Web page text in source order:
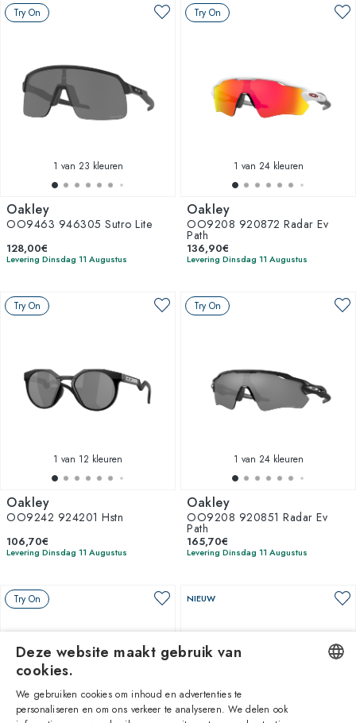
Try On
1 van 23 kleuren
Oakley
OO9463 946305 Sutro Lite
128,00€
Levering Dinsdag 11 Augustus
Try On
1 van 24 kleuren
Oakley
OO9208 920872 Radar Ev
Path
136,90€
Levering Dinsdag 11 Augustus
Try On
1 van 12 kleuren
Oakley
OO9242 924201 Hstn
106,70€
Levering Dinsdag 11 Augustus
Try On
1 van 24 kleuren
Oakley
OO9208 920851 Radar Ev
Path
165,70€
Levering Dinsdag 11 Augustus
Try On NIEUW
Deze website maakt gebruik van
cookies.
We gebruiken cookies om inhoud en advertenties te
personaliseren en om ons verkeer te analyseren. We delen ook